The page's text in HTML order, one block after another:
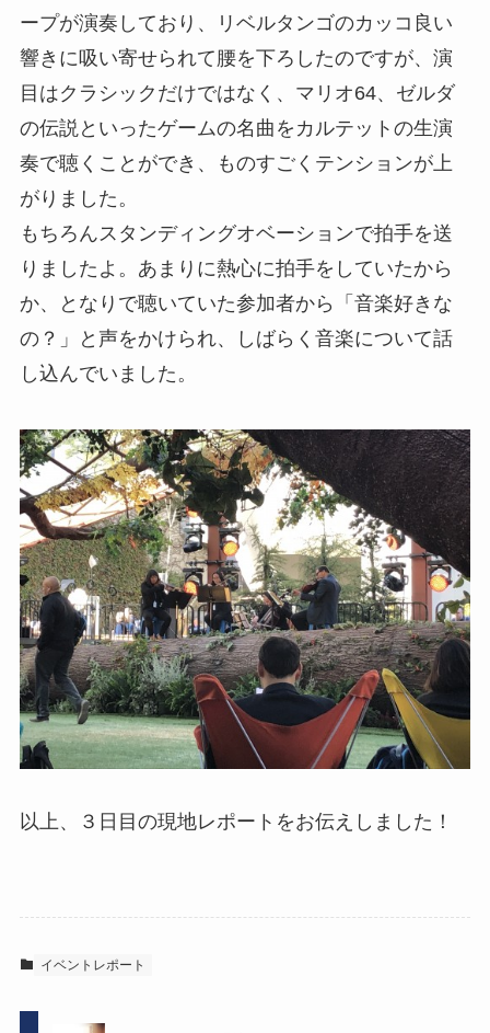
ープが演奏しており、リベルタンゴのカッコ良い
響きに吸い寄せられて腰を下ろしたのですが、演
目はクラシックだけではなく、マリオ64、ゼルダ
の伝説といったゲームの名曲をカルテットの生演
奏で聴くことができ、ものすごくテンションが上
がりました。
もちろんスタンディングオベーションで拍手を送
りましたよ。あまりに熱心に拍手をしていたから
か、となりで聴いていた参加者から「音楽好きな
の？」と声をかけられ、しばらく音楽について話
し込んでいました。
以上、３日目の現地レポートをお伝えしました！
イベントレポート